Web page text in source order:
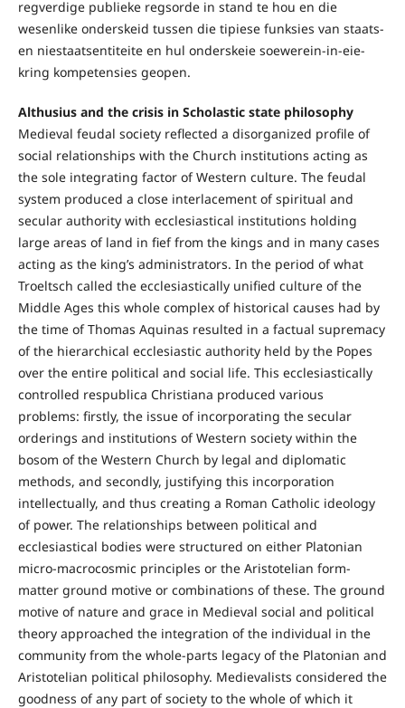
regverdige publieke regsorde in stand te hou en die
wesenlike onderskeid tussen die tipiese funksies van staats-
en niestaatsentiteite en hul onderskeie soewerein-in-eie-
kring kompetensies geopen.
Althusius and the crisis in Scholastic state philosophy
Medieval feudal society reflected a disorganized profile of
social relationships with the Church institutions acting as
the sole integrating factor of Western culture. The feudal
system produced a close interlacement of spiritual and
secular authority with ecclesiastical institutions holding
large areas of land in fief from the kings and in many cases
acting as the king’s administrators. In the period of what
Troeltsch called the ecclesiastically unified culture of the
Middle Ages this whole complex of historical causes had by
the time of Thomas Aquinas resulted in a factual supremacy
of the hierarchical ecclesiastic authority held by the Popes
over the entire political and social life. This ecclesiastically
controlled respublica Christiana produced various
problems: firstly, the issue of incorporating the secular
orderings and institutions of Western society within the
bosom of the Western Church by legal and diplomatic
methods, and secondly, justifying this incorporation
intellectually, and thus creating a Roman Catholic ideology
of power. The relationships between political and
ecclesiastical bodies were structured on either Platonian
micro-macrocosmic principles or the Aristotelian form-
matter ground motive or combinations of these. The ground
motive of nature and grace in Medieval social and political
theory approached the integration of the individual in the
community from the whole-parts legacy of the Platonian and
Aristotelian political philosophy. Medievalists considered the
goodness of any part of society to the whole of which it